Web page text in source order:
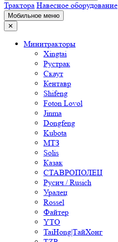
Трактора Навесное оборудование
Мобильное меню
✕
Минитракторы
Xingtai
Рустрак
Скаут
Кентавр
Shifeng
Foton Lovol
Jinma
Dongfeng
Kubota
МТЗ
Solis
Казак
СТАВРОПОЛЕЦ
Русич / Rusich
Уралец
Rossel
Файтер
YTO
TaiHong|ТайХонг